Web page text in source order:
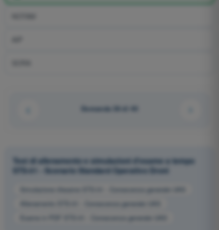
Domanda 38 di 40
Test di allenamento e simulazioni d'esame a tempo
STS-01 - Scenario Standard Operativo Droni
Simulazione d'esame STS-01 - Conoscenza generale UAS
Allenamento STS-01 - Conoscenza generale UAS
Esame in PDF STS-01 - Conoscenza generale UAS